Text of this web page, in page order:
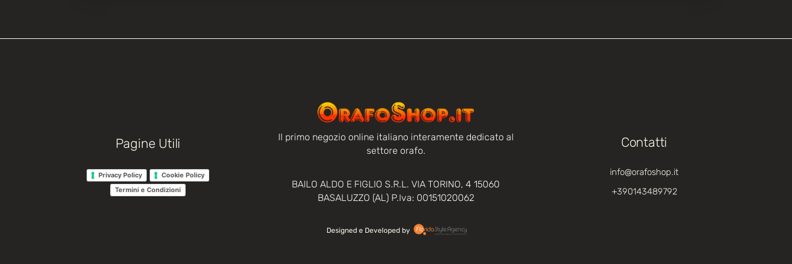
Pagine Utili
Privacy Policy
Cookie Policy
Termini e Condizioni
Il primo negozio online italiano interamente dedicato al
settore orafo.
BAILO ALDO E FIGLIO S.R.L. VIA TORINO, 4 15060
BASALUZZO (AL) P.Iva: 00151020062
Designed e Developed by‏‏‎ ‎
Contatti
info@orafoshop.it
+390143489792